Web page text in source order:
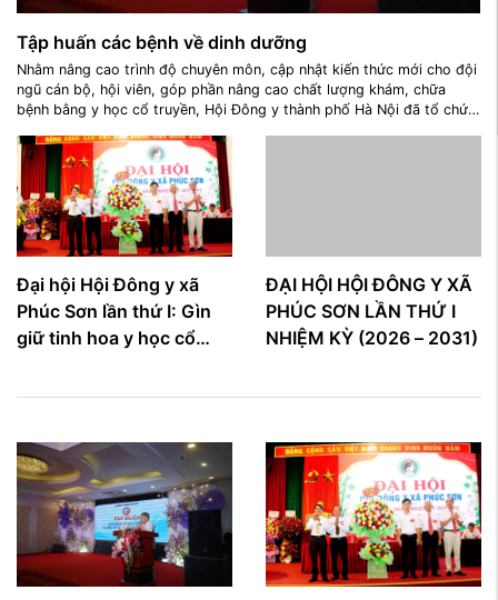
Tập huấn các bệnh về dinh dưỡng
Nhằm nâng cao trình độ chuyên môn, cập nhật kiến thức mới cho đội
ngũ cán bộ, hội viên, góp phần nâng cao chất lượng khám, chữa
bệnh bằng y học cổ truyền, Hội Đông y thành phố Hà Nội đã tổ chức
học cổ truyền" với sự tham dự của TTND.Ths Nguyễn Văn Dung chủ
tịch Hội đông y thành phố Hà Nội, cử ...
Đại hội Hội Đông y xã
Phúc Sơn lần thứ I: Gìn
giữ tinh hoa y học cổ
nhân văn vì sức khỏe
ĐẠI HỘI HỘI ĐÔNG Y XÃ
PHÚC SƠN LẦN THỨ I
NHIỆM KỲ (2026 – 2031)